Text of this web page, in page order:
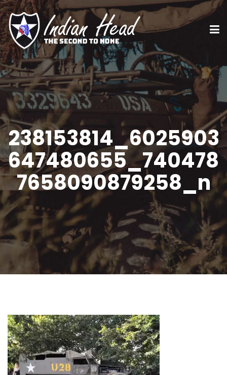
238153814_6025903
647480655_740478
7658090879258_n